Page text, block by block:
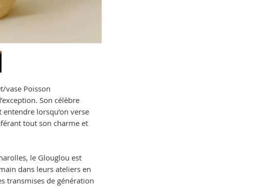
vase Poisson
Son célèbre
lorsqu’on verse
tout son charme et
le Glouglou est
dans leurs ateliers en
transmises de génération